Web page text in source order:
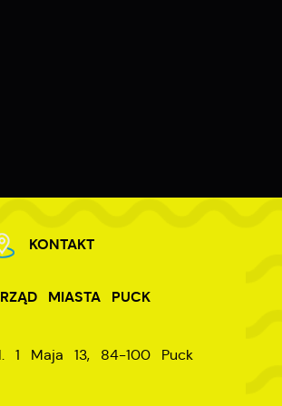
KONTAKT
MIASTA PUCK
1 Maja 13, 84-100 Puck